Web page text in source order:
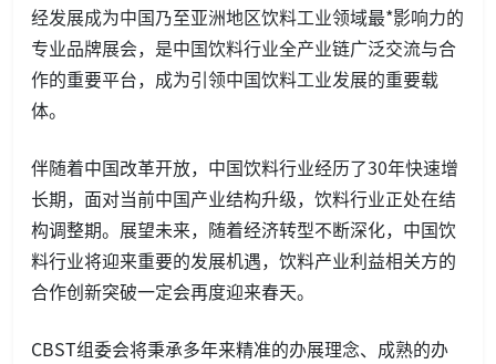
经发展成为中国乃至亚洲地区饮料工业领域最*影响力的
专业品牌展会，是中国饮料行业全产业链广泛交流与合
作的重要平台，成为引领中国饮料工业发展的重要载
体。
伴随着中国改革开放，中国饮料行业经历了30年快速增
长期，面对当前中国产业结构升级，饮料行业正处在结
构调整期。展望未来，随着经济转型不断深化，中国饮
料行业将迎来重要的发展机遇，饮料产业利益相关方的
合作创新突破一定会再度迎来春天。
CBST组委会将秉承多年来精准的办展理念、成熟的办